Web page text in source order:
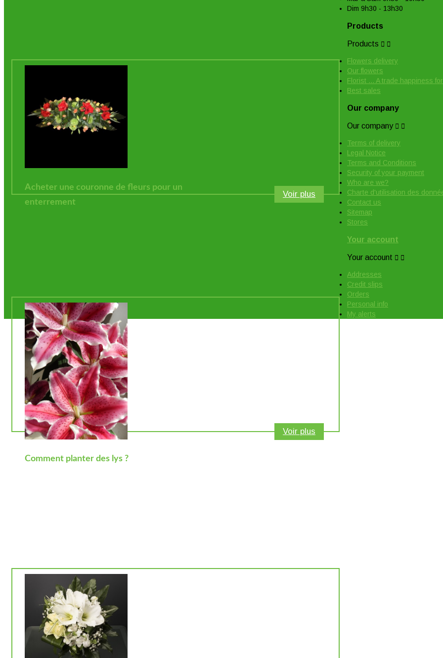
Acheter une couronne de fleurs pour un
enterrement
Voir plus
Comment planter des lys ?
Voir plus
Dim 9h30 - 13h30
Products
Products  
Flowers delivery
Our flowers
Florist ... A trade happiness
Best sales
Our company
Our company  
Terms of delivery
Legal Notice
Terms and Conditions
Security of your payment
Who are we?
Charte d'utilisation des
Contact us
Sitemap
Stores
Your account
Your account  
Addresses
Credit slips
Orders
Personal info
My alerts